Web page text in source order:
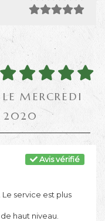
MERCREDI
2020
Avis vérifié
service est plus
haut niveau.